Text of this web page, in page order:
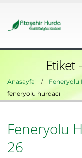
Etiket
Anasayfa Feneryolu
feneryolu hurdacı
Feneryolu
26